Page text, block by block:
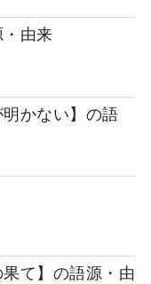
由来
かない】の語
て】の語源・由